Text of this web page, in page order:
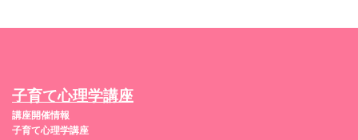
子育て心理学講座
講座開催情報
子育て心理学講座